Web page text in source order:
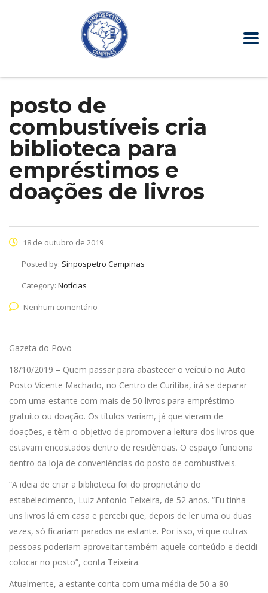
posto de
combustíveis cria
biblioteca para
empréstimos e
doações de livros
18 de outubro de 2019
Posted by: Sinpospetro Campinas
Category: Notícias
Nenhum comentário
Gazeta do Povo
18/10/2019 – Quem passar para abastecer o veículo no Auto
Posto Vicente Machado, no Centro de Curitiba, irá se deparar
com uma estante com mais de 50 livros para empréstimo
gratuito ou doação. Os títulos variam, já que vieram de
doações, e têm o objetivo de promover a leitura dos livros que
estavam encostados dentro de residências. O espaço funciona
dentro da loja de conveniências do posto de combustíveis.
“A ideia de criar a biblioteca foi do proprietário do
estabelecimento, Luiz Antonio Teixeira, de 52 anos. “Eu tinha
uns livros lá em casa e percebi que, depois de ler uma ou duas
vezes, só ficariam parados na estante. Por isso, vi que outras
pessoas poderiam aproveitar também aquele conteúdo e decidi
colocar no posto”, conta Teixeira.
Atualmente, a estante conta com uma média de 50 a 80